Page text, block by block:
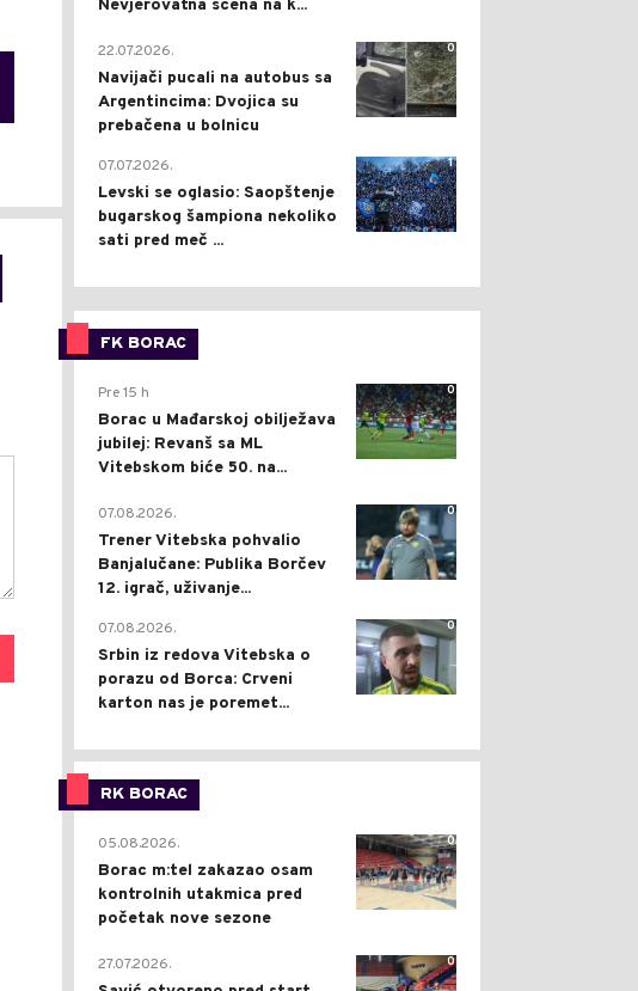
Nevjerovatna scena na k...
0
22.07.2026.
Navijači pucali na autobus sa
Argentincima: Dvojica su
prebačena u bolnicu
1
07.07.2026.
Levski se oglasio: Saopštenje
bugarskog šampiona nekoliko
sati pred meč ...
FK BORAC
0
Pre 15 h
Borac u Mađarskoj obilježava
jubilej: Revanš sa ML
Vitebskom biće 50. na...
0
07.08.2026.
Trener Vitebska pohvalio
Banjalučane: Publika Borčev
12. igrač, uživanje...
0
07.08.2026.
Srbin iz redova Vitebska o
porazu od Borca: Crveni
karton nas je poremet...
RK BORAC
0
05.08.2026.
Borac m:tel zakazao osam
kontrolnih utakmica pred
početak nove sezone
0
27.07.2026.